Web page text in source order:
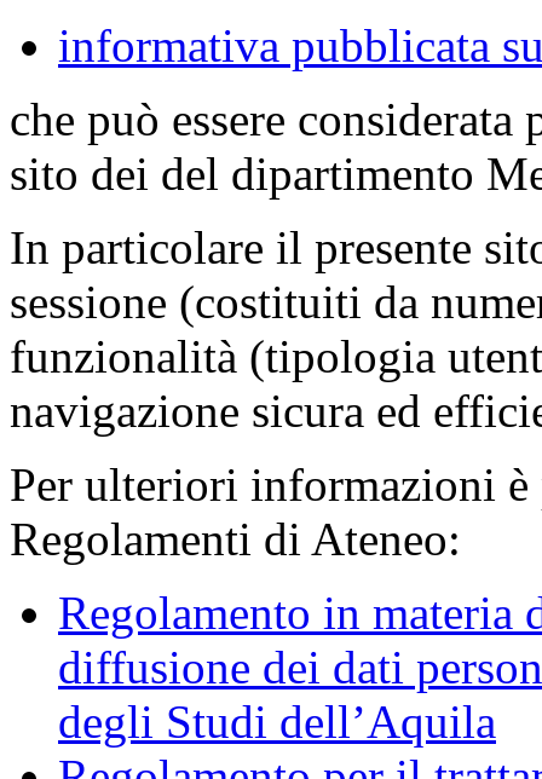
informativa pubblicata
che può essere
sito dei del dipartimento
In particolare il presente
sessione (costituiti da
funzionalità (tipologia
navigazione sicura ed
Per ulteriori informazioni è
Regolamenti di Ateneo:
Regolamento in materia
diffusione dei dati
degli Studi dell’Aquila